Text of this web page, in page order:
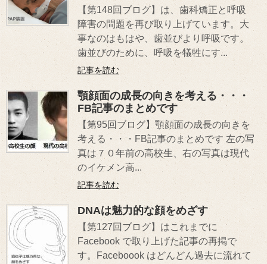
【第148回ブログ】は、歯科矯正と呼吸
障害の問題を再び取り上げています。大
事なのはもはや、歯並びより呼吸です。
歯並びのために、呼吸を犠牲にす...
記事を読む
顎顔面の成長の向きを考える・・・
FB記事のまとめです
【第95回ブログ】顎顔面の成長の向きを
考える・・・FB記事のまとめです 左の写
真は７０年前の高校生、右の写真は現代
のイケメン高...
記事を読む
DNAは魅力的な顔をめざす
【第127回ブログ】はこれまでに
Facebook で取り上げた記事の再掲で
す。Faceboook はどんどん過去に流れて